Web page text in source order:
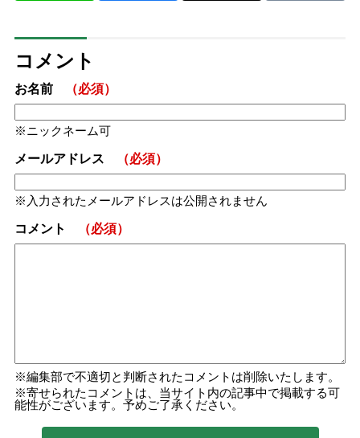
コメント
お名前 （必須）
ニックネーム可
メールアドレス （必須）
入力されたメールアドレスは公開されません
コメント （必須）
編集部で不適切と判断されたコメントは削除いたします。
寄せられたコメントは、当サイト内の記事中で掲載する可
能性がございます。予めご了承ください。